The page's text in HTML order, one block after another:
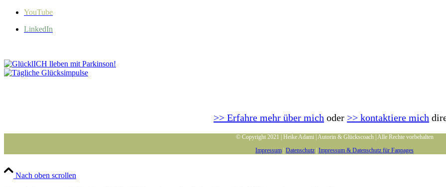
YouTube
LinkedIn
>> Erfahre mehr über mich oder >> kontaktiere mich
© Copyright 2021 | Heike Adami | Autorin & Glückscoach | Alle Rechte vorbehalten
Impressum | Datenschutz | Impressum & Datenschutz für Fanpages
Nach oben scrollen